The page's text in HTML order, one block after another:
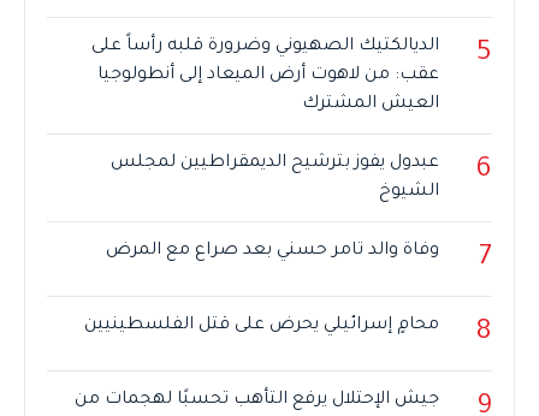
5
الديالكتيك الصهيوني وضرورة قلبه رأساً على
عقب: من لاهوت أرض الميعاد إلى أنطولوجيا
العيش المشترك
6
عبدول يفوز بترشيح الديمقراطيين لمجلس
الشيوخ
7 وفاة والد تامر حسني بعد صراع مع المرض
8 محامٍ إسرائيلي يحرض على قتل الفلسطينيين
9 جيش الإحتلال يرفع التأهب تحسبًا لهجمات من